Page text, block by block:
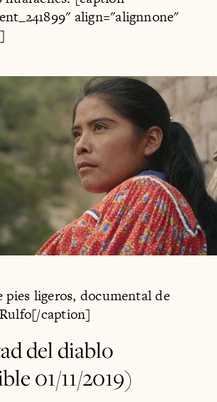
align="alignnone"
pies ligeros, documental de
caption]
del diablo
01/11/2019)